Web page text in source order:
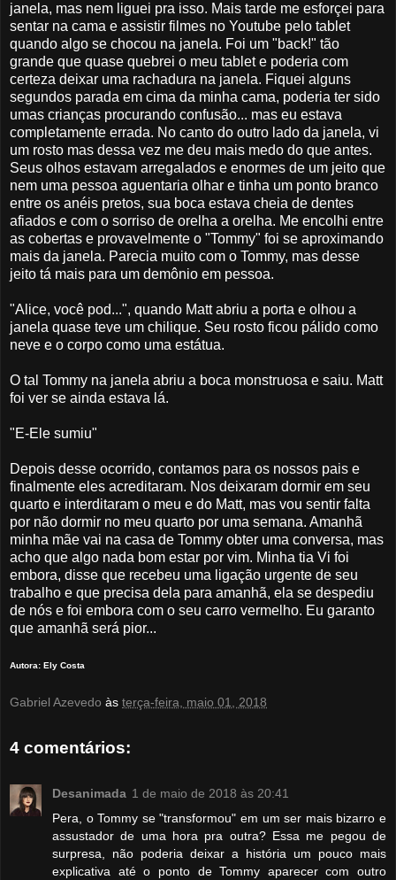
janela, mas nem liguei pra isso. Mais tarde me esforçei para
sentar na cama e assistir filmes no Youtube pelo tablet
quando algo se chocou na janela. Foi um "back!" tão
grande que quase quebrei o meu tablet e poderia com
certeza deixar uma rachadura na janela. Fiquei alguns
segundos parada em cima da minha cama, poderia ter sido
umas crianças procurando confusão... mas eu estava
completamente errada. No canto do outro lado da janela, vi
um rosto mas dessa vez me deu mais medo do que antes.
Seus olhos estavam arregalados e enormes de um jeito que
nem uma pessoa aguentaria olhar e tinha um ponto branco
entre os anéis pretos, sua boca estava cheia de dentes
afiados e com o sorriso de orelha a orelha. Me encolhi entre
as cobertas e provavelmente o "Tommy" foi se aproximando
mais da janela. Parecia muito com o Tommy, mas desse
jeito tá mais para um demônio em pessoa.
"Alice, você pod...", quando Matt abriu a porta e olhou a
janela quase teve um chilique. Seu rosto ficou pálido como
neve e o corpo como uma estátua.
O tal Tommy na janela abriu a boca monstruosa e saiu. Matt
foi ver se ainda estava lá.
"E-Ele sumiu"
Depois desse ocorrido, contamos para os nossos pais e
finalmente eles acreditaram. Nos deixaram dormir em seu
quarto e interditaram o meu e do Matt, mas vou sentir falta
por não dormir no meu quarto por uma semana. Amanhã
minha mãe vai na casa de Tommy obter uma conversa, mas
acho que algo nada bom estar por vim. Minha tia Vi foi
embora, disse que recebeu uma ligação urgente de seu
trabalho e que precisa dela para amanhã, ela se despediu
de nós e foi embora com o seu carro vermelho. Eu garanto
que amanhã será pior...
Autora: Ely Costa
Gabriel Azevedo às terça-feira, maio 01, 2018
4 comentários:
Desanimada 1 de maio de 2018 às 20:41
Pera, o Tommy se "transformou" em um ser mais bizarro e
assustador de uma hora pra outra? Essa me pegou de
surpresa, não poderia deixar a história um pouco mais
explicativa até o ponto de Tommy aparecer com outro